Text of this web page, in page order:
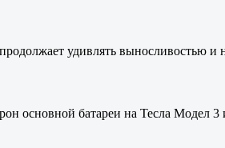
удивлять выносливостью и
основной батареи на Тесла Модел 3